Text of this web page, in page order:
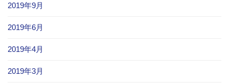
2019年9月
2019年6月
2019年4月
2019年3月